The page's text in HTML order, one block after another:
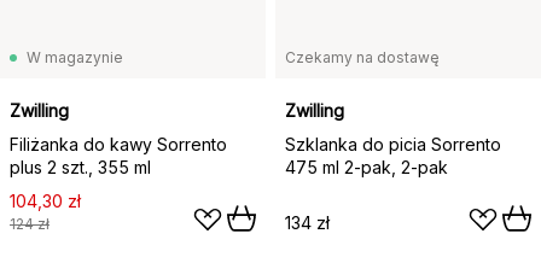
W magazynie
Zwilling
Filiżanka do kawy Sorrento
plus 2 szt., 355 ml
104,30 zł
124 zł
Czekamy na dostawę
Zwilling
Szklanka do picia Sorrento
475 ml 2-pak, 2-pak
134 zł